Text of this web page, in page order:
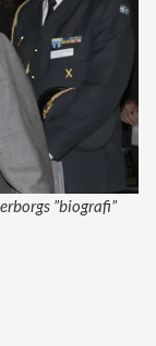
”biografi”